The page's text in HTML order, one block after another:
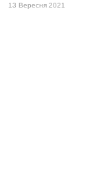
13 Вересня 2021